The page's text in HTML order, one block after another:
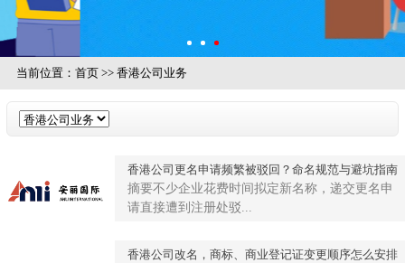
当前位置： 首页>> 香港公司业务
香港公司更名申请频繁被驳回？命名规范与避坑指南
摘要不少企业花费时间拟定新名称，递交更名申
请直接遭到注册处驳...
香港公司改名，商标、商业登记证变更顺序怎么安排